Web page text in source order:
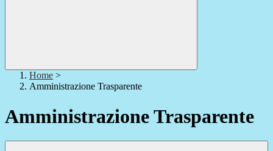
Home >
Amministrazione Trasparente
Amministrazione Trasparente